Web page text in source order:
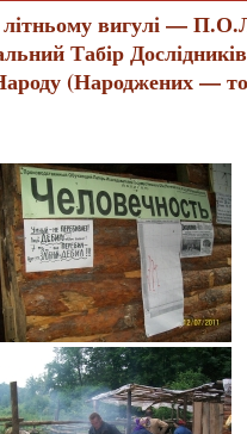
вигулі —
Табір
(Народжених —